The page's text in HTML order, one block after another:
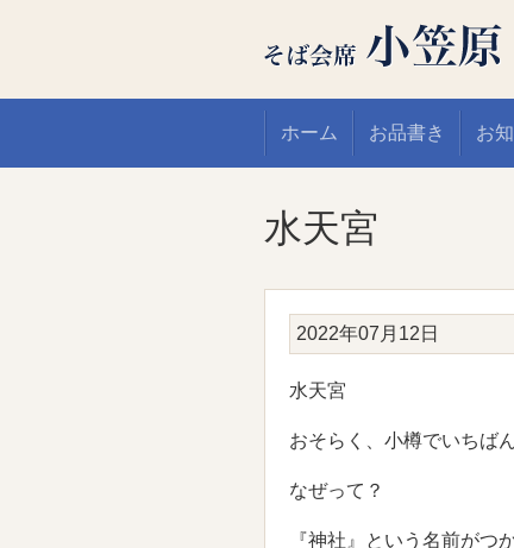
ホーム お品書き お
水天宮
2022年07月12日
水天宮
おそらく、小樽でいちば
なぜって？
『神社』という名前がつ